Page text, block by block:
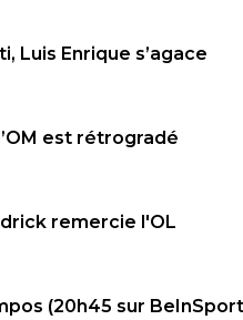
Luis Enrique s’agace
est rétrogradé
remercie l'OL
(20h45 sur